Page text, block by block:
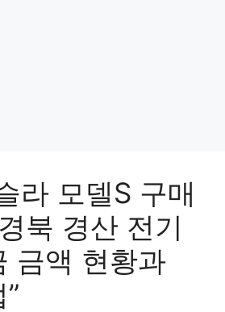
라 모델S 구매
북 경산 전기
금액 현황과